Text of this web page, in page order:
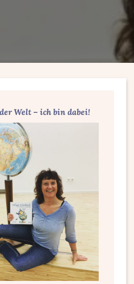
Welt – ich bin dabei!